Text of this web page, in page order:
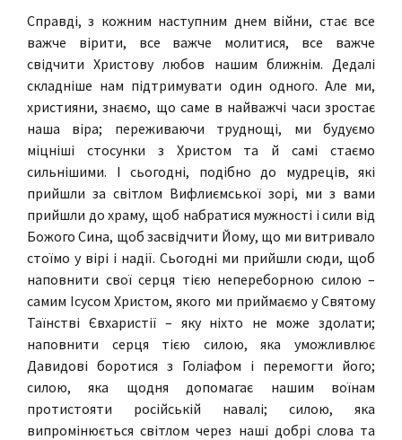
Справді, з кожним наступним днем війни, стає все
важче вірити, все важче молитися, все важче
свідчити Христову любов нашим ближнім. Дедалі
складніше нам підтримувати один одного. Але ми,
християни, знаємо, що саме в найважчі часи зростає
наша віра; переживаючи труднощі, ми будуємо
міцніші стосунки з Христом та й самі стаємо
сильнішими. І сьогодні, подібно до мудреців, які
прийшли за світлом Вифлиємської зорі, ми з вами
прийшли до храму, щоб набратися мужності і сили від
Божого Сина, щоб засвідчити Йому, що ми витривало
стоїмо у вірі і надії. Сьогодні ми прийшли сюди, щоб
наповнити свої серця тією непереборною силою –
самим Ісусом Христом, якого ми приймаємо у Святому
Таїнстві Євхаристії – яку ніхто не може здолати;
наповнити серця тією силою, яка уможливлює
Давидові боротися з Голіафом і перемогти його;
силою, яка щодня допомагає нашим воїнам
протистояти російській навалі; силою, яка
випромінюється світлом через наші добрі слова та